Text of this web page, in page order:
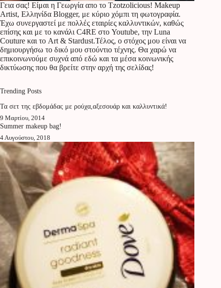
Γεια σας! Είμαι η Γεωργία απο το Tzotzolicious! Makeup
Artist, Ελληνίδα Blogger, με κύριο χόμπι τη φωτογραφία.
Έχω συνεργαστεί με πολλές εταιρίες καλλυντικών, καθώς
επίσης και με το κανάλι C4RE στο Youtube, την Luna
Couture και το Art & Stardust.Τέλος, ο στόχος μου είναι να
δημιουργήσω το δικό μου στούντιο τέχνης. Θα χαρώ να
επικοινωνούμε συχνά από εδώ και τα μέσα κοινωνικής
δικτύωσης που θα βρείτε στην αρχή της σελίδας!
Trending Posts
Τα σετ της εβδομάδας με ρούχα,αξεσουάρ και καλλυντικά!
9 Μαρτίου, 2014
Summer makeup bag!
4 Αυγούστου, 2018